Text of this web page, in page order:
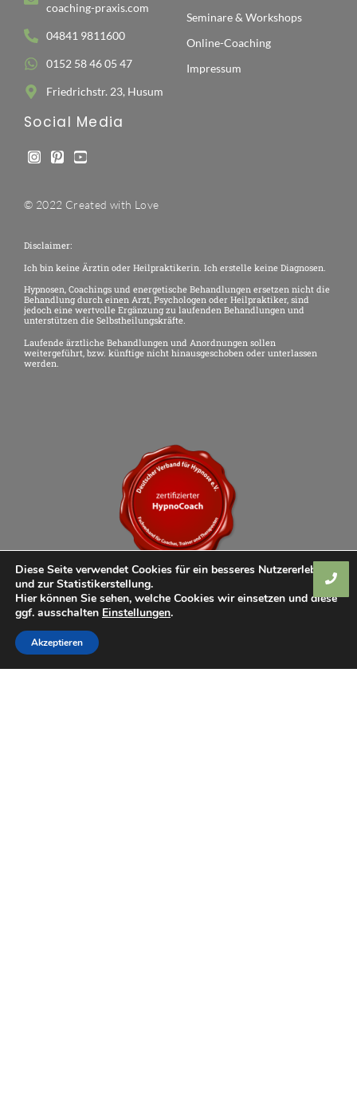
coaching-praxis.com
04841 9811600
0152 58 46 05 47
Friedrichstr. 23, Husum
Seminare & Workshops
Online-Coaching
Impressum
Social Media
© 2022 Created with Love
Disclaimer:
Ich bin keine Ärztin oder Heilpraktikerin. Ich erstelle keine Diagnosen.
Hypnosen, Coachings und energetische Behandlungen ersetzen nicht die
Behandlung durch einen Arzt, Psychologen oder Heilpraktiker, sind
jedoch eine wertvolle Ergänzung zu laufenden Behandlungen und
unterstützen die Selbstheilungskräfte.
Laufende ärztliche Behandlungen und Anordnungen sollen
weitergeführt, bzw. künftige nicht hinausgeschoben oder unterlassen
werden.
Diese Seite verwendet Cookies für ein besseres Nutzererlebnis
und zur Statistikerstellung.
Hier können Sie sehen, welche Cookies wir einsetzen und diese
ggf. ausschalten Einstellungen.
Akzeptieren